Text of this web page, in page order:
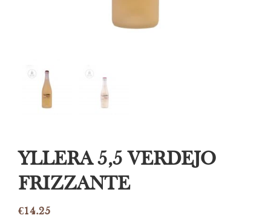
YLLERA 5,5 VERDEJO
FRIZZANTE
€14.25